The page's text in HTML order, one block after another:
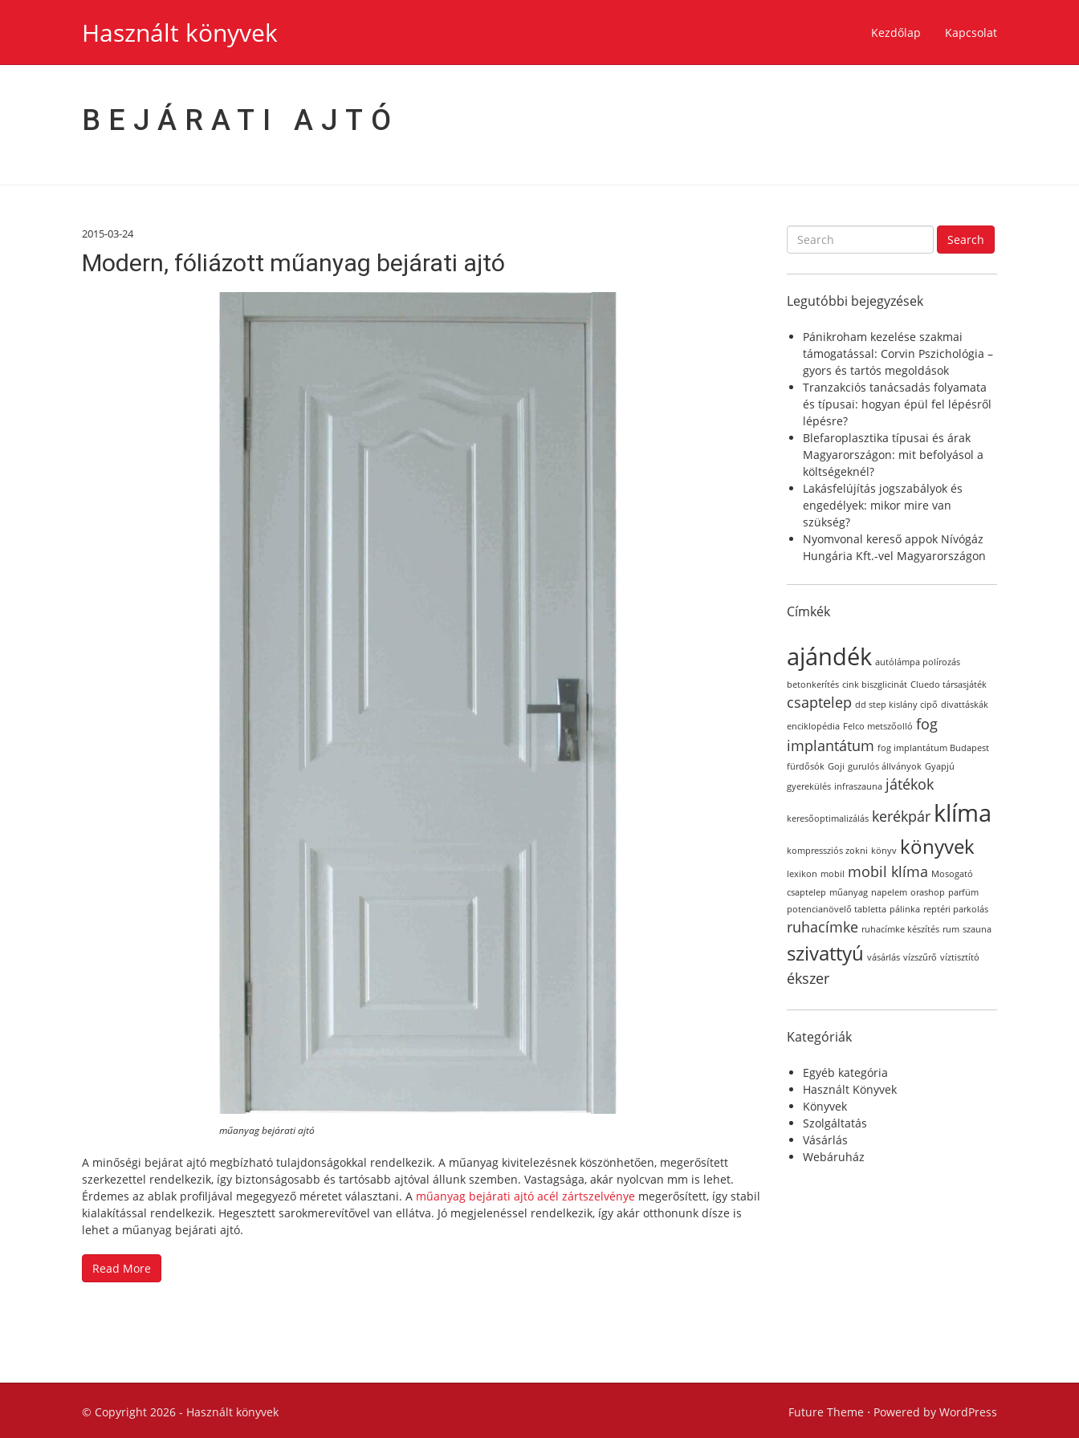
Használt könyvek Kezdőlap Kapcsolat
BEJÁRATI AJTÓ
2015-03-24
Modern, fóliázott műanyag bejárati ajtó
műanyag bejárati ajtó
A minőségi bejárat ajtó megbízható tulajdonságokkal rendelkezik. A műanyag kivitelezésnek köszönhetően, megerősített
szerkezettel rendelkezik, így biztonságosabb és tartósabb ajtóval állunk szemben. Vastagsága, akár nyolcvan mm is lehet.
Érdemes az ablak profiljával megegyező méretet választani. A műanyag bejárati ajtó acél zártszelvénye megerősített, így stabil
kialakítással rendelkezik. Hegesztett sarokmerevítővel van ellátva. Jó megjelenéssel rendelkezik, így akár otthonunk dísze is
lehet a műanyag bejárati ajtó.
Read More
S
e
c
f
Search
Legutóbbi bejegyzések
Pánikroham kezelése szakmai
támogatással: Corvin Pszichológia –
gyors és tartós megoldások
Tranzakciós tanácsadás folyamata
és típusai: hogyan épül fel lépésről
lépésre?
Blefaroplasztika típusai és árak
Magyarországon: mit befolyásol a
költségeknél?
Lakásfelújítás jogszabályok és
engedélyek: mikor mire van
szükség?
Nyomvonal kereső appok Nívógáz
Hungária Kft.-vel Magyarországon
Címkék
ajándék autólámpa polírozás
betonkerítés cink biszglicinát Cluedo társasjáték
csaptelep dd step kislány cipő divattáskák
enciklopédia Felco metszőolló fog
implantátum fog implantátum Budapest
fürdősók Goji gurulós állványok Gyapjú
gyerekülés infraszauna játékok
keresőoptimalizálás kerékpár klíma
kompressziós zokni könyv könyvek
lexikon mobil mobil klíma Mosogató
csaptelep műanyag napelem orashop parfüm
potencianövelő tabletta pálinka reptéri parkolás
ruhacímke ruhacímke készítés rum szauna
szivattyú vásárlás vízszűrő víztisztító
ékszer
Kategóriák
Egyéb kategória
Használt Könyvek
Könyvek
Szolgáltatás
Vásárlás
Webáruház
© Copyright 2026 - Használt könyvek Future Theme ⋅ Powered by WordPress